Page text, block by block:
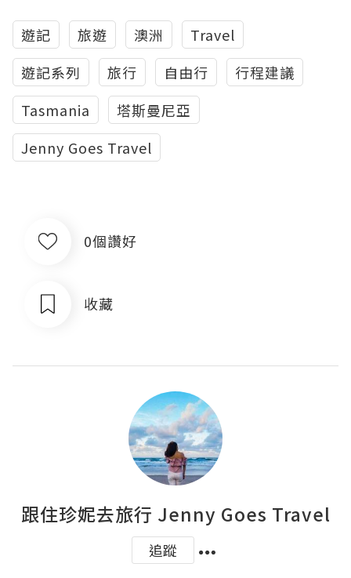
遊記 旅遊 澳洲
Travel
遊記系列
旅行 自由行
行程建議
Tasmania
塔斯曼尼亞
Jenny Goes Travel
0個讚好
收藏
跟住珍妮去旅行 Jenny Goes Travel
追蹤